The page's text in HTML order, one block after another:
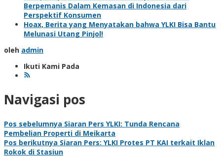
Berpemanis Dalam Kemasan di Indonesia dari
Perspektif Konsumen
Hoax, Berita yang Menyatakan bahwa YLKI Bisa Bantu
Melunasi Utang Pinjol!
oleh admin
Ikuti Kami Pada
Navigasi pos
Pos sebelumnya Siaran Pers YLKI: Tunda Rencana
Pembelian Properti di Meikarta
Pos berikutnya Siaran Pers: YLKI Protes PT KAI terkait Iklan
Rokok di Stasiun